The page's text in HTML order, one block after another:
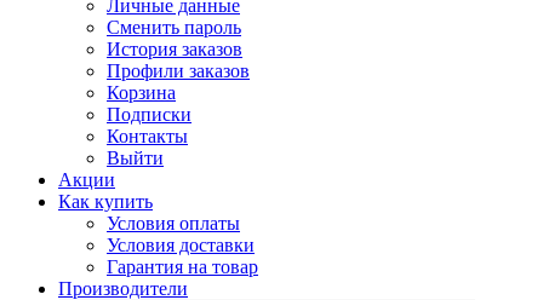
Личные данные
Сменить пароль
История заказов
Профили заказов
Корзина
Подписки
Контакты
Выйти
Акции
Как купить
Условия оплаты
Условия доставки
Гарантия на товар
Производители